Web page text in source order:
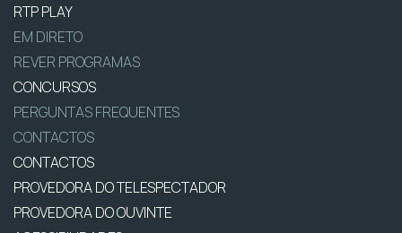
RTP PLAY
EM DIRETO
REVER PROGRAMAS
CONCURSOS
PERGUNTAS FREQUENTES
CONTACTOS
CONTACTOS
PROVEDORA DO TELESPECTADOR
PROVEDORA DO OUVINTE